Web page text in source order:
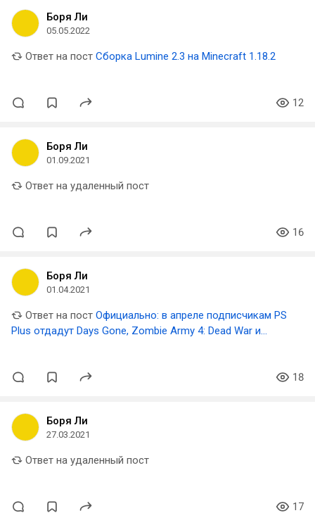
Боря Ли
05.05.2022
Ответ на пост Сборка Lumine 2.3 на Minecraft 1.18.2
12
Боря Ли
01.09.2021
Ответ на удаленный пост
16
Боря Ли
01.04.2021
Ответ на пост Официально: в апреле подписчикам PS
Plus отдадут Days Gone, Zombie Army 4: Dead War и
18
Боря Ли
27.03.2021
Ответ на удаленный пост
17